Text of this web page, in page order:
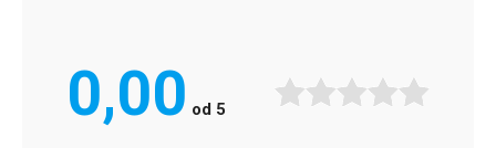
0,00 od 5